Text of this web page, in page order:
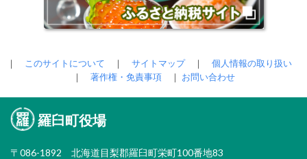
｜ このサイトについて ｜ サイトマップ｜ 個人情報の取り扱い
｜ 著作権・免責事項｜ お問い合わせ
羅臼町役場
〒086-1892 北海道目梨郡羅臼町栄町100番地83